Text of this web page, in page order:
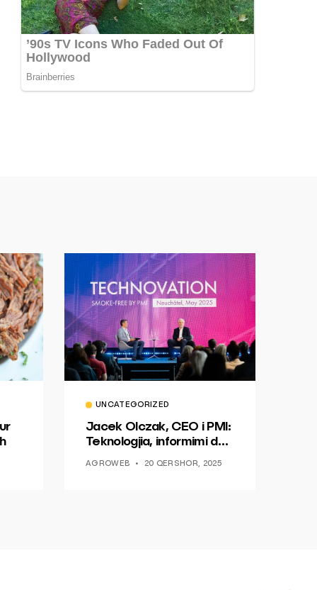
UNCATEGORIZED
Jacek Olczak, CEO i PMI:
Teknologjia, informimi dhe
AGROWEB 20 QERSHOR, 2025